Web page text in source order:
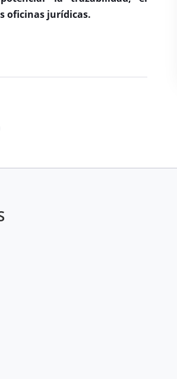
oficinas jurídicas.